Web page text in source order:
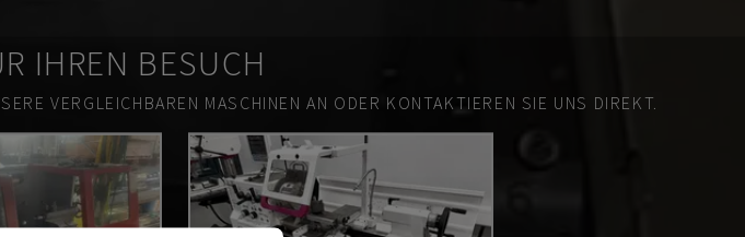
IHREN BESUCH
VERGLEICHBAREN MASCHINEN AN ODER KONTAKTIEREN SIE UNS DIREKT.